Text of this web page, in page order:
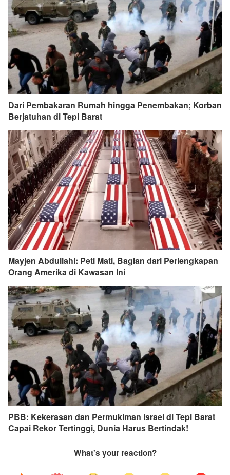
Dari Pembakaran Rumah hingga Penembakan; Korban
Berjatuhan di Tepi Barat
Mayjen Abdullahi: Peti Mati, Bagian dari Perlengkapan
Orang Amerika di Kawasan Ini
PBB: Kekerasan dan Permukiman Israel di Tepi Barat
Capai Rekor Tertinggi, Dunia Harus Bertindak!